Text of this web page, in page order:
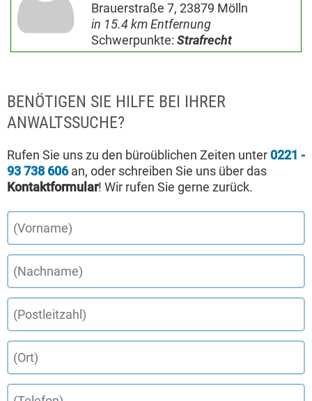
Brauerstraße 7, 23879 Mölln
in 15.4 km Entfernung
Schwerpunkte: Strafrecht
BENÖTIGEN SIE HILFE BEI IHRER
ANWALTSSUCHE?
Rufen Sie uns zu den büroüblichen Zeiten unter 0221 -
93 738 606an, oder schreiben Sie uns über das
Kontaktformular! Wir rufen Sie gerne zurück.